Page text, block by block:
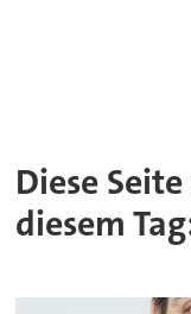
Diese
diesem